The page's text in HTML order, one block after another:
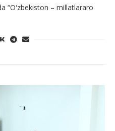
“Oʻzbekiston – millatlararo